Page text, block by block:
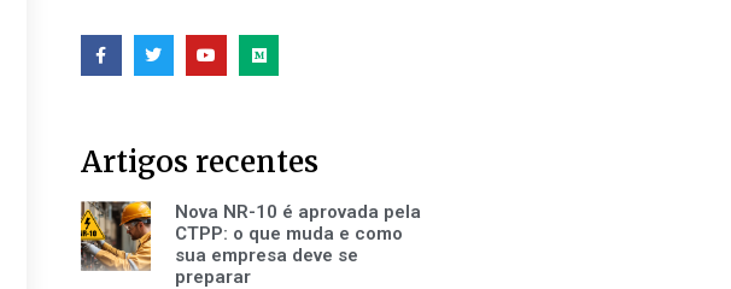
Artigos recentes
Nova NR-10 é aprovada pela
CTPP: o que muda e como
sua empresa deve se
preparar